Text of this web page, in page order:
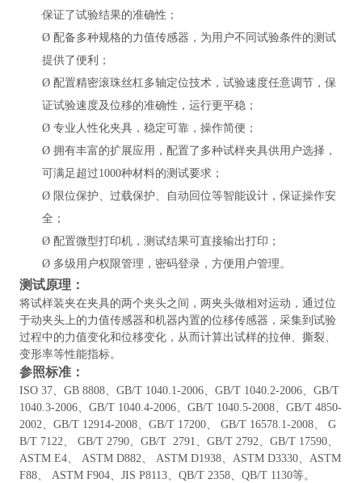
保证了试验结果的准确性；
Ø 配备多种规格的力值传感器，为用户不同试验条件的测试
提供了便利；
Ø 配置精密滚珠丝杠多轴定位技术，试验速度任意调节，保
证试验速度及位移的准确性，运行更平稳；
Ø 专业人性化夹具，稳定可靠，操作简便；
Ø 拥有丰富的扩展应用，配置了多种试样夹具供用户选择，
可满足超过1000种材料的测试要求；
Ø 限位保护、过载保护、自动回位等智能设计，保证操作安
全；
Ø 配置微型打印机，测试结果可直接输出打印；
Ø 多级用户权限管理，密码登录，方便用户管理。
测试原理：
将试样装夹在夹具的两个夹头之间，两夹头做相对运动，通过位
于动夹头上的力值传感器和机器内置的位移传感器，采集到试验
过程中的力值变化和位移变化，从而计算出试样的拉伸、撕裂、
变形率等性能指标。
参照标准：
ISO 37、GB 8808、GB/T 1040.1-2006、GB/T 1040.2-2006、GB/T
1040.3-2006、GB/T 1040.4-2006、GB/T 1040.5-2008、GB/T 4850-
2002、GB/T 12914-2008、GB/T 17200、 GB/T 16578.1-2008、 G
B/T 7122、 GB/T 2790、GB/T 2791、GB/T 2792、GB/T 17590、
ASTM E4、 ASTM D882、 ASTM D1938、ASTM D3330、ASTM
F88、 ASTM F904、JIS P8113、QB/T 2358、QB/T 1130等。